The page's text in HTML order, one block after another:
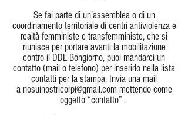
Se fai parte di un’assemblea o di un
coordinamento territoriale di centri antiviolenza e
realtà femministe e transfemministe, che si
riunisce per portare avanti la mobilitazione
contro il DDL Bongiorno, puoi mandarci un
contatto (mail o telefono) per inserirlo nella lista
contatti per la stampa. Invia una mail
a nosuinostricorpi@gmail.com mettendo come
oggetto “contatto” .